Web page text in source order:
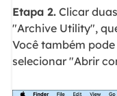
Etapa 2.Clicar
"Archive Utility",
Você também
selecionar "Abrir